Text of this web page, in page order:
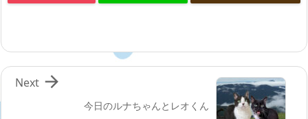
今日のルナちゃんとレオくん

Next